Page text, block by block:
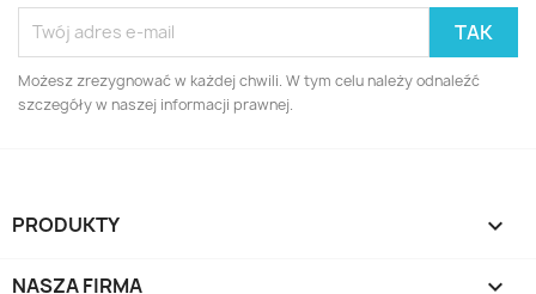
Możesz zrezygnować w każdej chwili. W tym celu należy odnaleźć
szczegóły w naszej informacji prawnej.
PRODUKTY 
NASZA FIRMA 